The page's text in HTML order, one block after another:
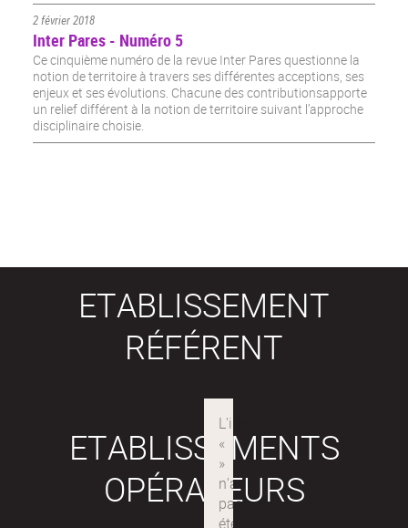
2 février 2018
Inter Pares - Numéro 5
Ce cinquième numéro de la revue Inter Pares questionne la
notion de territoire à travers ses différentes acceptions, ses
enjeux et ses évolutions. Chacune des contributionsapporte
un relief différent à la notion de territoire suivant l’approche
disciplinaire choisie.
ETABLISSEMENT
RÉFÉRENT
ETABLISSEMENTS
OPÉRATEURS